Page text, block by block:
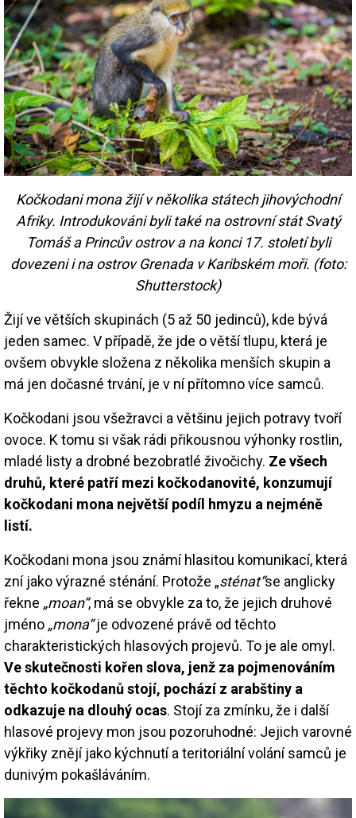
Kočkodani mona žijí v několika státech jihovýchodní
Afriky. Introdukováni byli také na ostrovní stát Svatý
Tomáš a Princův ostrov a na konci 17. století byli
dovezeni i na ostrov Grenada v Karibském moři. (foto:
Shutterstock)
Žijí ve větších skupinách (5 až 50 jedinců), kde bývá
jeden samec. V případě, že jde o větší tlupu, která je
ovšem obvykle složena z několika menších skupin a
má jen dočasné trvání, je v ní přítomno více samců.
Kočkodani jsou všežravci a většinu jejich potravy tvoří
ovoce. K tomu si však rádi přikousnou výhonky rostlin,
mladé listy a drobné bezobratlé živočichy. Ze všech
druhů, které patří mezi kočkodanovité, konzumují
kočkodani mona největší podíl hmyzu a nejméně
listí.
Kočkodani mona jsou známí hlasitou komunikací, která
zní jako výrazné sténání. Protože „sténat“se anglicky
řekne „moan“, má se obvykle za to, že jejich druhové
jméno „mona“je odvozené právě od těchto
charakteristických hlasových projevů. To je ale omyl.
Ve skutečnosti kořen slova, jenž za pojmenováním
těchto kočkodanů stojí, pochází z arabštiny a
odkazuje na dlouhý ocas. Stojí za zmínku, že i další
hlasové projevy mon jsou pozoruhodné: Jejich varovné
výkřiky znějí jako kýchnutí a teritoriální volání samců je
dunivým pokašláváním.
Image